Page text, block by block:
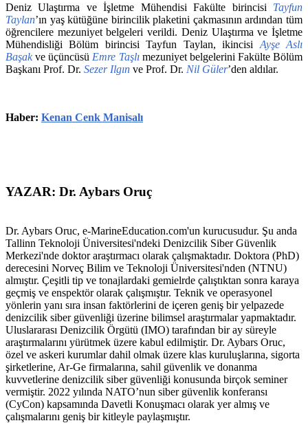
Deniz Ulaştırma ve İşletme Mühendisi Fakülte birincisi Tayfun
Taylan’ın yaş kütüğüne birincilik plaketini çakmasının ardından tüm
öğrencilere mezuniyet belgeleri verildi. Deniz Ulaştırma ve İşletme
Mühendisliği Bölüm birincisi Tayfun Taylan, ikincisi Ayşe Aslı
Başakve üçüncüsü Emre Taşlı mezuniyet belgelerini Fakülte Bölüm
Başkanı Prof. Dr. Sezer Ilgın ve Prof. Dr. Nil Güler’den aldılar.
Haber: Kenan Cenk Manisalı
YAZAR: Dr. Aybars Oruç
Dr. Aybars Oruc, e-MarineEducation.com'un kurucusudur. Şu anda
Tallinn Teknoloji Üniversitesi'ndeki Denizcilik Siber Güvenlik
Merkezi'nde doktor araştırmacı olarak çalışmaktadır. Doktora (PhD)
derecesini Norveç Bilim ve Teknoloji Üniversitesi'nden (NTNU)
almıştır. Çeşitli tip ve tonajlardaki gemielrde çalıştıktan sonra karaya
geçmiş ve enspektör olarak çalışmıştır. Teknik ve operasyonel
yönlerin yanı sıra insan faktörlerini de içeren geniş bir yelpazede
denizcilik siber güvenliği üzerine bilimsel araştırmalar yapmaktadır.
Uluslararası Denizcilik Örgütü (IMO) tarafından bir ay süreyle
araştırmalarını yürütmek üzere kabul edilmiştir. Dr. Aybars Oruc,
özel ve askeri kurumlar dahil olmak üzere klas kuruluşlarına, sigorta
şirketlerine, Ar-Ge firmalarına, sahil güvenlik ve donanma
kuvvetlerine denizcilik siber güvenliği konusunda birçok seminer
vermiştir. 2022 yılında NATO’nun siber güvenlik konferansı
(CyCon) kapsamında Davetli Konuşmacı olarak yer almış ve
çalışmalarını geniş bir kitleyle paylaşmıştır.